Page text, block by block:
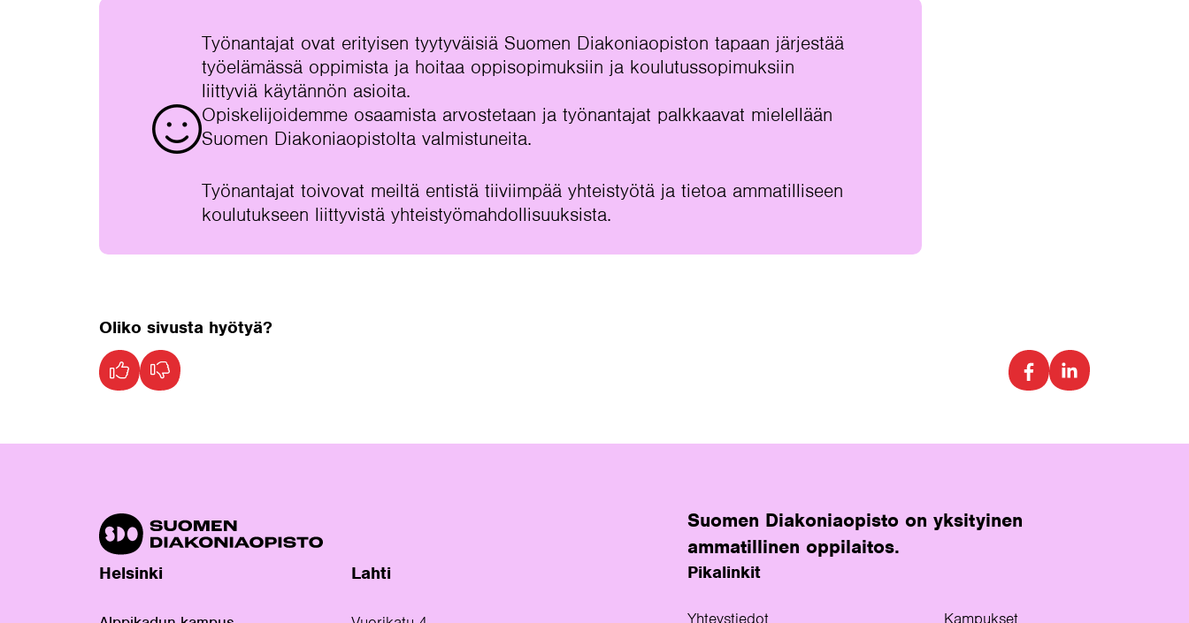
Työnantajat ovat erityisen tyytyväisiä Suomen Diakoniaopiston tapaan järjestää
työelämässä oppimista ja hoitaa oppisopimuksiin ja koulutussopimuksiin
liittyviä käytännön asioita.
Opiskelijoidemme osaamista arvostetaan ja työnantajat palkkaavat mielellään
Suomen Diakoniaopistolta valmistuneita.
Työnantajat toivovat meiltä entistä tiiviimpää yhteistyötä ja tietoa ammatilliseen
koulutukseen liittyvistä yhteistyömahdollisuuksista.
Oliko sivusta hyötyä?
Suomen Diakoniaopisto on yksityinen
ammatillinen oppilaitos.
Helsinki Lahti Pikalinkit
Yhteystiedot Kampukset